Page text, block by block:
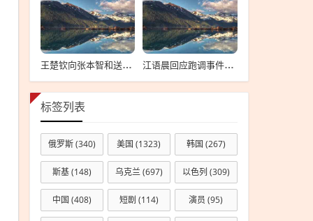
王楚钦向张本智和送上祝贺背后的故事 江语晨回应跑调事件，每个人都有失误，理解并接纳是关键
标签列表
俄罗斯(340) 美国 (1323) 韩国 (267)
斯基(148) 乌克兰(697) 以色列 (309)
中国 (408) 短剧 (114) 演员 (95)